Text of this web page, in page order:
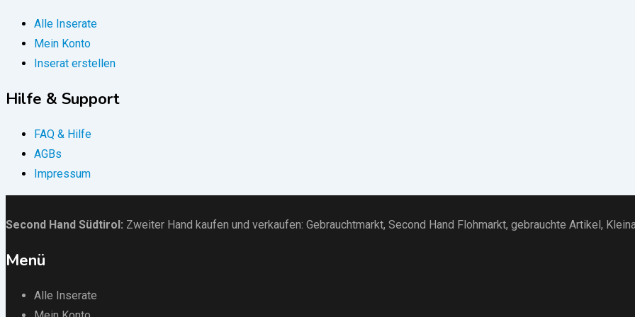
Alle Inserate
Mein Konto
Inserat erstellen
Hilfe & Support
FAQ & Hilfe
AGBs
Impressum
Second Hand Südtirol : Zweiter Hand kaufen und verkaufen: Gebrauchtmarkt, Second Hand Flohmarkt, gebrauchte Artikel ,
Menü
Alle Inserate